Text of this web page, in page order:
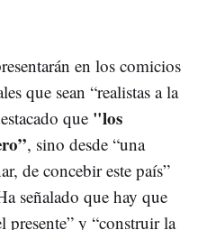
en los comicios
que sean “realistas a la
que "los
, sino desde “una
de concebir este país”
señalado que hay que
presente” y “construir la